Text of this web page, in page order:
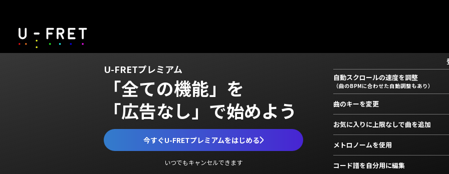
U-FRETプレミアム
「全ての機能」を
「広告なし」で始めよう
今すぐU-FRETプレミアムをはじめる
いつでもキャンセルできます
自動スクロールの速度を調整
（曲のBPMに合わせた自動調整もあり）
曲のキーを変更
お気に入りに上限なしで曲を追加
メトロノームを使用
コード譜を自分用に編集